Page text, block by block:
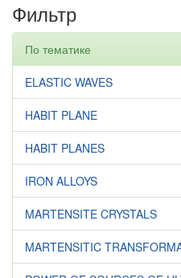
Фильтр
По тематике
ELASTIC WAVES
HABIT PLANE
HABIT PLANES
IRON ALLOYS
MARTENSITE CRYSTALS
MARTENSITIC